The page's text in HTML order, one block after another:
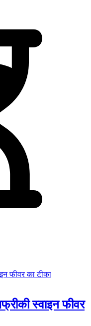
स्वाइन फीवर